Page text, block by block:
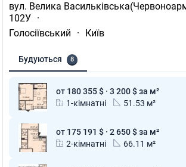
вул. Велика
102У ·
Голосіївський
· Київ
Будуються 8
от 180 355 $ · 3 200 $ за м²
1-кімнатні
51.53 м²
от 175 191 $ · 2 650 $ за м²
2-кімнатні
66.11 м²